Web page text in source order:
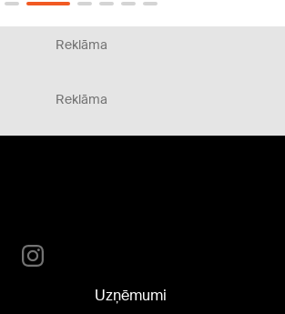
Reklāma
Reklāma
Uzņēmumi